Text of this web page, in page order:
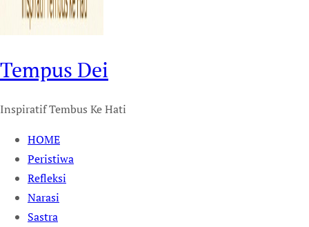
Tempus Dei
Inspiratif Tembus Ke Hati
HOME
Peristiwa
Refleksi
Narasi
Sastra